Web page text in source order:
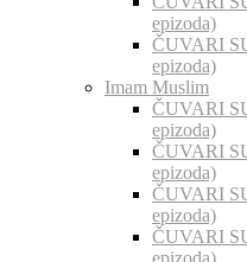
epizoda)
ČUVARI
epizoda)
Imam Muslim
ČUVARI
epizoda)
ČUVARI
epizoda)
ČUVARI
epizoda)
ČUVARI
epizoda)